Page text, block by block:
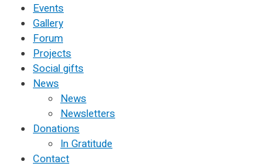
Events
Gallery
Forum
Projects
Social gifts
News
News
Newsletters
Donations
In Gratitude
Contact